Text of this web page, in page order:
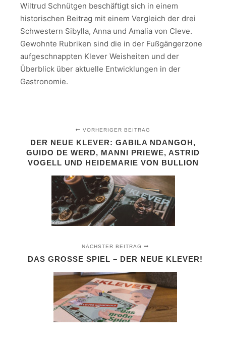
Wiltrud Schnütgen beschäftigt sich in einem
historischen Beitrag mit einem Vergleich der drei
Schwestern Sibylla, Anna und Amalia von Cleve.
Gewohnte Rubriken sind die in der Fußgängerzone
aufgeschnappten Klever Weisheiten und der
Überblick über aktuelle Entwicklungen in der
Gastronomie.
VORHERIGER BEITRAG
DER NEUE KLEVER: GABILA NDANGOH,
GUIDO DE WERD, MANNI PRIEWE, ASTRID
VOGELL UND HEIDEMARIE VON BULLION
NÄCHSTER BEITRAG
DAS GROSSE SPIEL – DER NEUE KLEVER!